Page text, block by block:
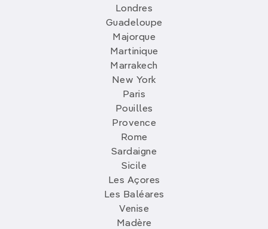
Londres
Guadeloupe
Majorque
Martinique
Marrakech
New York
Paris
Pouilles
Provence
Rome
Sardaigne
Sicile
Les Açores
Les Baléares
Venise
Madère